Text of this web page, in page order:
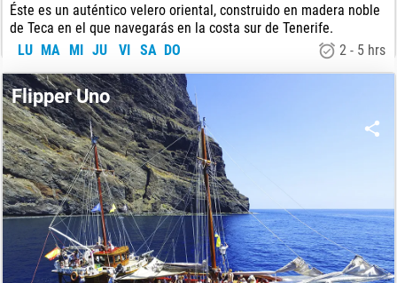
Éste es un auténtico velero oriental, construido en madera noble
de Teca en el que navegarás en la costa sur de Tenerife.
LU MA MI JU VI SA DO 2 - 5 hrs
DE: 61
Flipper Uno